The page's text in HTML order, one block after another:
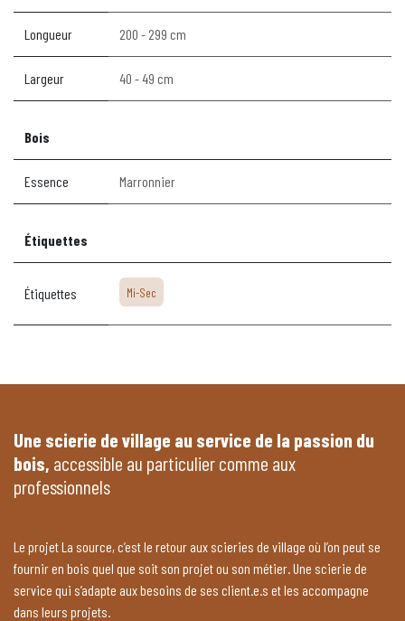
Longueur 200 - 299 cm
Largeur 40 - 49 cm
Bois
Essence Marronnier
Étiquettes
Étiquettes Mi-Sec
Une scierie de village au service de la passion du
bois, accessible au particulier comme aux
professionnels
Le projet La source, c’est le retour aux scieries de village où l’on peut se
fournir en bois quel que soit son projet ou son métier. Une scierie de
service qui s’adapte aux besoins de ses client.e.s et les accompagne
dans leurs projets.